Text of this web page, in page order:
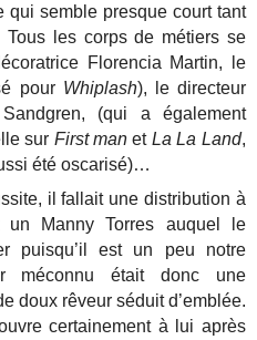
semble presque court tant
Tous les corps de métiers se
Florencia Martin, le
pour Whiplash), le directeur
(qui a également
sur First manet La La Land,
été oscarisé)…
il fallait une distribution à
un Manny Torres auquel le
puisqu’il est un peu notre
méconnu était donc une
doux rêveur séduit d’emblée.
certainement à lui après